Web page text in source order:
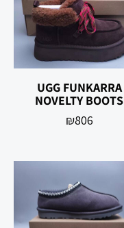
UGG FUNKARRA
NOVELTY BOOTS
₪806